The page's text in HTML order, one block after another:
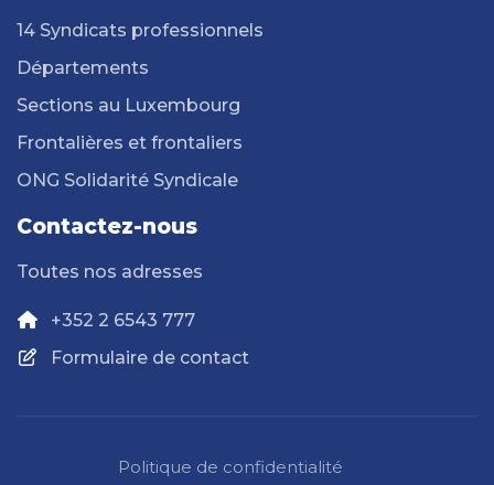
14 Syndicats professionnels
Départements
Sections au Luxembourg
Frontalières et frontaliers
ONG Solidarité Syndicale
Contactez-nous
Toutes nos adresses
+352 2 6543 777
Formulaire de contact
Politique de confidentialité